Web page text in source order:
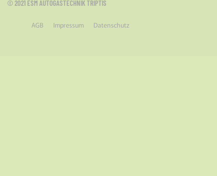
© 2021 ESM AUTOGASTECHNIK TRIPTIS
AGB Impressum Datenschutz